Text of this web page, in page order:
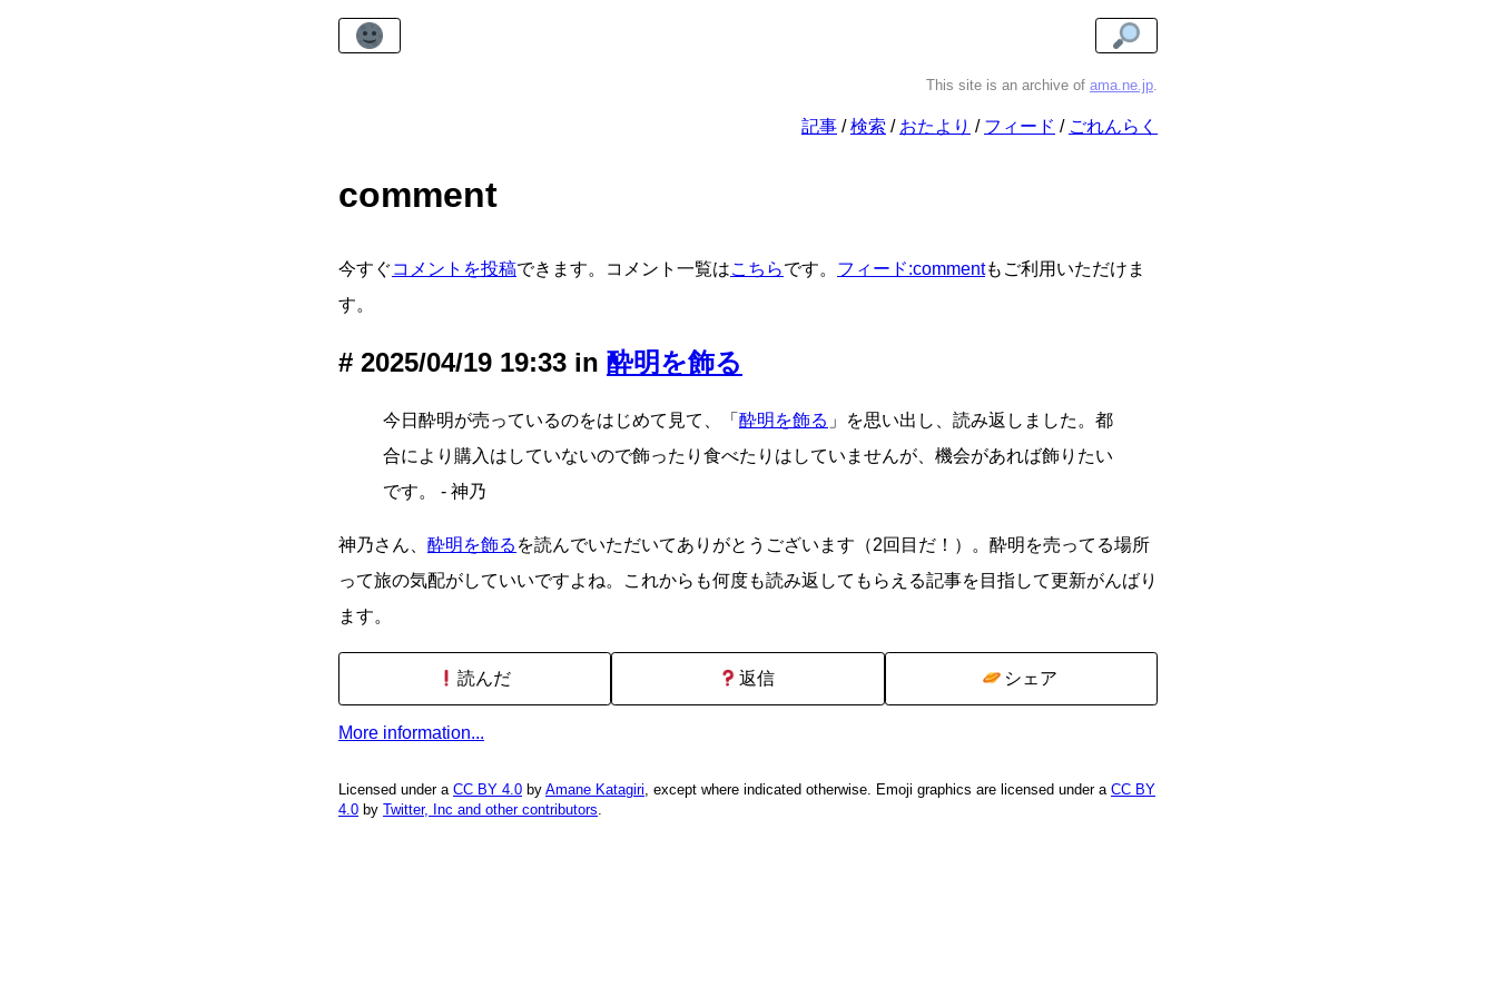
This site is an archive of ama.ne.jp.
記事 検索 おたより フィード ごれんらく
comment
今すぐコメントを投稿できます。コメント一覧はこちらです。 フィード:commentもご利用いただけま
す。
2025/04/19 19:33 in 酔明を飾る
今日酔明が売っているのをはじめて見て、「 酔明を飾る 」を思い出し、読み返しました。都
合により購入はしていないので飾ったり食べたりはしていませんが、機会があれば飾りたい
です。 - 神乃
神乃さん、 酔明を飾る を読んでいただいてありがとうございます（2回目だ！）。酔明を売ってる場所
って旅の気配がしていいですよね。これからも何度も読み返してもらえる記事を目指して更新がんばり
ます。
読んだ 返信 シェア
More information...
Licensed under a CC BY 4.0 by Amane Katagiri, except where indicated otherwise. Emoji graphics are licensed under a CC BY
4.0 by Twitter, Inc and other contributors.